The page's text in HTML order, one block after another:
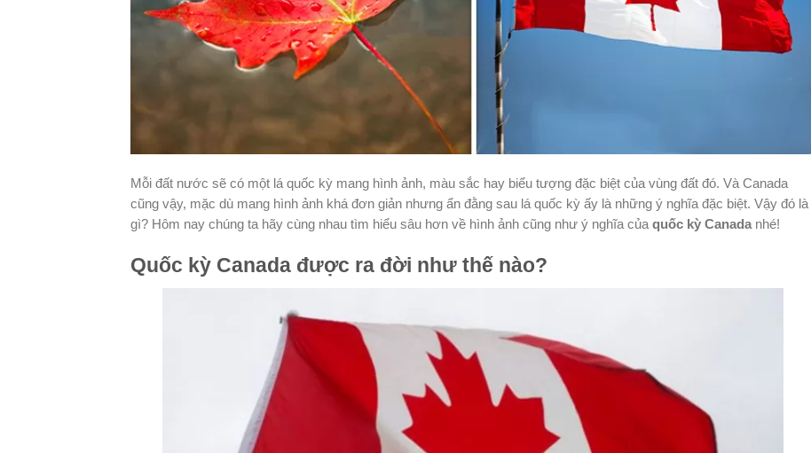
Mỗi đất nước sẽ có một lá quốc kỳ mang hình ảnh, màu sắc hay biểu tượng đặc biệt của vùng đất đó. Và Canada
cũng vậy, mặc dù mang hình ảnh khá đơn giản nhưng ẩn đằng sau lá quốc kỳ ấy là những ý nghĩa đặc biệt. Vậy đó là
gì? Hôm nay chúng ta hãy cùng nhau tìm hiểu sâu hơn về hình ảnh cũng như ý nghĩa của quốc kỳ Canada nhé!
Quốc kỳ Canada được ra đời như thế nào?